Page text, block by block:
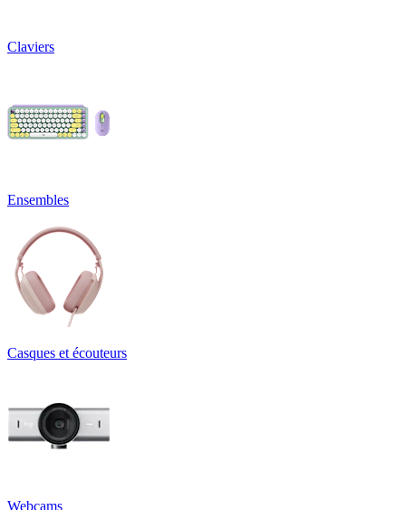
Claviers
Ensembles
Casques et écouteurs
Webcams